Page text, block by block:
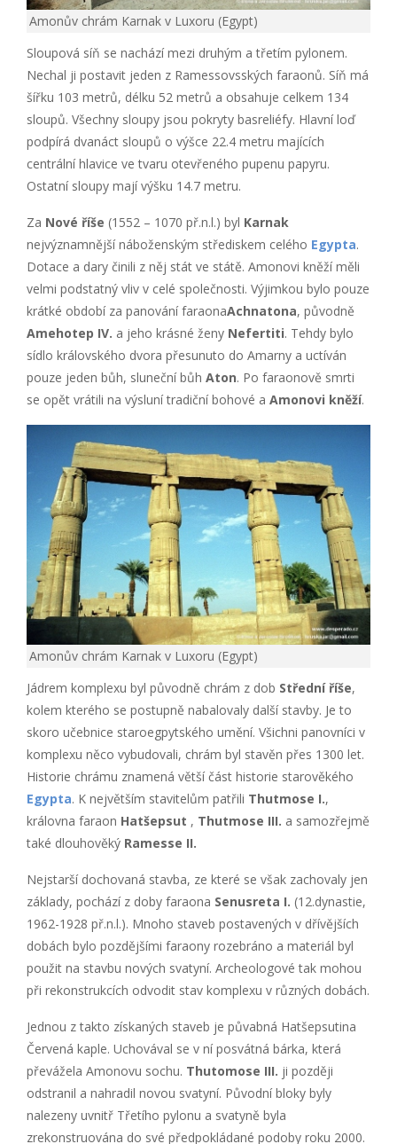
Amonův chrám Karnak v Luxoru (Egypt)
Sloupová síň se nachází mezi druhým a třetím pylonem.
Nechal ji postavit jeden z Ramessovsských faraonů. Síň má
šířku 103 metrů, délku 52 metrů a obsahuje celkem 134
sloupů. Všechny sloupy jsou pokryty basreliéfy. Hlavní loď
podpírá dvanáct sloupů o výšce 22.4 metru majících
centrální hlavice ve tvaru otevřeného pupenu papyru.
Ostatní sloupy mají výšku 14.7 metru.
Za Nové říše (1552 – 1070 př.n.l.) byl Karnak
nejvýznamnější náboženským střediskem celého Egypta.
Dotace a dary činili z něj stát ve státě. Amonovi kněží měli
velmi podstatný vliv v celé společnosti. Výjimkou bylo pouze
krátké období za panování faraonaAchnatona, původně
Amehotep IV. a jeho krásné ženy Nefertiti. Tehdy bylo
sídlo královského dvora přesunuto do Amarny a uctíván
pouze jeden bůh, sluneční bůh Aton. Po faraonově smrti
se opět vrátili na výsluní tradiční bohové a Amonovi kněží.
Amonův chrám Karnak v Luxoru (Egypt)
Jádrem komplexu byl původně chrám z dob Střední říše,
kolem kterého se postupně nabalovaly další stavby. Je to
skoro učebnice staroegpytského umění. Všichni panovníci v
komplexu něco vybudovali, chrám byl stavěn přes 1300 let.
Historie chrámu znamená větší část historie starověkého
Egypta. K největším stavitelům patřili Thutmose I.,
královna faraon Hatšepsut , Thutmose III. a samozřejmě
také dlouhověký Ramesse II.
Nejstarší dochovaná stavba, ze které se však zachovaly jen
základy, pochází z doby faraona Senusreta I. (12.dynastie,
1962-1928 př.n.l.). Mnoho staveb postavených v dřívějších
dobách bylo pozdějšími faraony rozebráno a materiál byl
použit na stavbu nových svatyní. Archeologové tak mohou
při rekonstrukcích odvodit stav komplexu v různých dobách.
Jednou z takto získaných staveb je půvabná Hatšepsutina
Červená kaple. Uchovával se v ní posvátná bárka, která
převážela Amonovu sochu. Thutomose III. ji později
odstranil a nahradil novou svatyní. Původní bloky byly
nalezeny uvnitř Třetího pylonu a svatyně byla
zrekonstruována do své předpokládané podoby roku 2000.